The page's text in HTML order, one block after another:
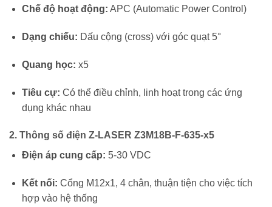
Chế độ hoạt động: APC (Automatic Power Control)
Dạng chiếu: Dấu cộng (cross) với góc quạt 5°
Quang học: x5
Tiêu cự: Có thể điều chỉnh, linh hoạt trong các ứng
dụng khác nhau
2. Thông số điện Z-LASER Z3M18B-F-635-x5
Điện áp cung cấp: 5-30 VDC
Kết nối: Cổng M12x1, 4 chân, thuận tiện cho việc tích
hợp vào hệ thống